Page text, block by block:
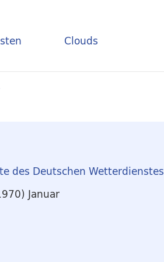
Clouds
des Deutschen Wetterdienstes
Januar